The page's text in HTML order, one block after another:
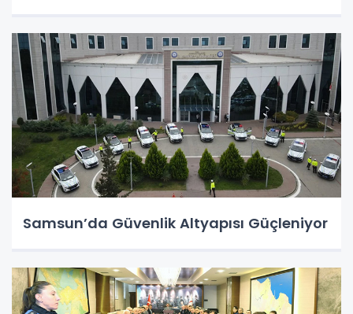
Samsun’da Güvenlik Altyapısı Güçleniyor